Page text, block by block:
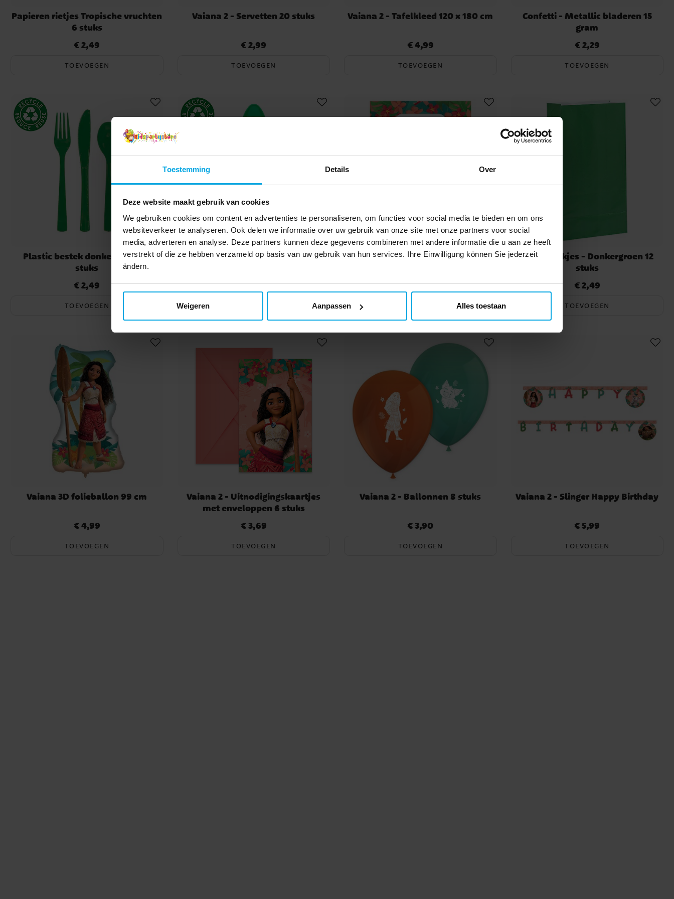
Toestemming Details Over
Deze website maakt gebruik van cookies
We gebruiken cookies om content en advertenties te personaliseren, om functies voor social media te bieden en om ons
websiteverkeer te analyseren. Ook delen we informatie over uw gebruik van onze site met onze partners voor social
media, adverteren en analyse. Deze partners kunnen deze gegevens combineren met andere informatie die u aan ze heeft
verstrekt of die ze hebben verzameld op basis van uw gebruik van hun services. Ihre Einwilligung können Sie jederzeit
ändern.
Weigeren Aanpassen Alles toestaan
Papieren rietjes Tropische vruchten
6 stuks
Prijs:€ 2,49
€ 2,49
TOEVOEGEN
Vaiana 2 - Servetten 20 stuks
Prijs:€ 2,99
€ 2,99
TOEVOEGEN
Vaiana 2 - Tafelkleed 120 x 180 cm
Prijs:€ 4,99
€ 4,99
TOEVOEGEN
Confetti - Metallic bladeren 15
gram
Prijs :€ 2,29
€ 2,29
TOEVOEGEN
Plastic bestek donkergroen 18
stuks
Prijs:€ 2,49
€ 2,49
TOEVOEGEN
Plastic Lepels Groen 24 stuks
Prijs:€ 2,29
€ 2,29
Vaiana 2 - Papieren uitdeelzakjes 4
Prijs:€ 2,99
€ 2,99
Uitdeelzakjes - Donkergroen 12
stuks
Prijs :€ 2,49
€ 2,49
TOEVOEGEN
Vaiana 3D folieballon 99 cm
Prijs:€ 4,99
€ 4,99
TOEVOEGEN
Vaiana 2 - Uitnodigingskaartjes
met enveloppen 6 stuks
Prijs:€ 3,69
€ 3,69
TOEVOEGEN
Vaiana 2 - Ballonnen 8 stuks
Prijs:€ 3,90
€ 3,90
TOEVOEGEN
Vaiana 2 - Slinger Happy Birthday
Prijs:€ 5,99
€ 5,99
TOEVOEGEN